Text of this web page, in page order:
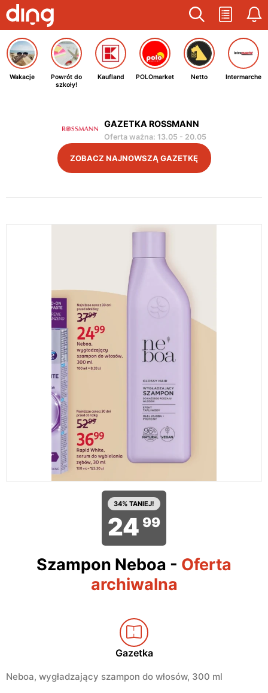
Wakacje
Powrót do
szkoły!
Kaufland POLOmarket Netto Intermarche
GAZETKA ROSSMANN
Oferta ważna: 13.05 - 20.05
ZOBACZ NAJNOWSZĄ GAZETKĘ
34% TANIEJ!
24 99
Szampon Neboa - Oferta
archiwalna
Gazetka
Neboa, wygładzający szampon do włosów, 300 ml